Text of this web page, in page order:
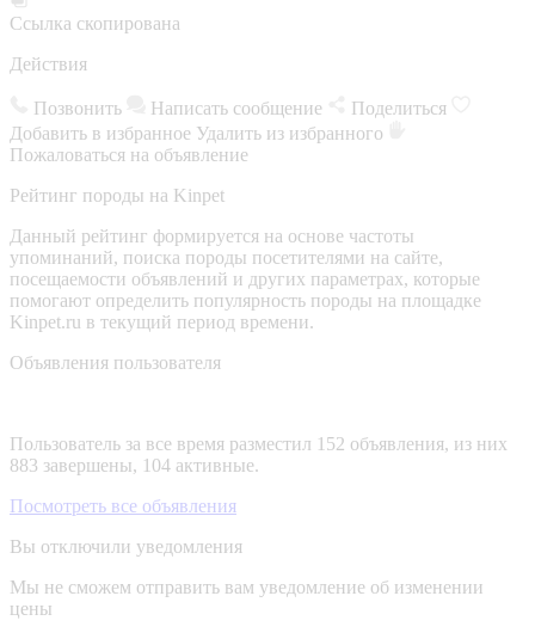
Ссылка скопирована
Действия
Позвонить Написать сообщение
Поделиться
Добавить в избранное Удалить из избранного
Пожаловаться на объявление
Рейтинг породы на Kinpet
Данный рейтинг формируется на основе частоты
упоминаний, поиска породы посетителями на сайте,
посещаемости объявлений и других параметрах, которые
помогают определить популярность породы на площадке
Kinpet.ru в текущий период времени.
Объявления пользователя
Пользователь за все время разместил 152 объявления, из них
883 завершены, 104 активные.
Посмотреть все объявления
Вы отключили уведомления
Мы не сможем отправить вам уведомление об изменении
цены